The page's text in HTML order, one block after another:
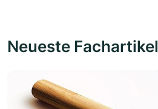
Neueste Fachartikel